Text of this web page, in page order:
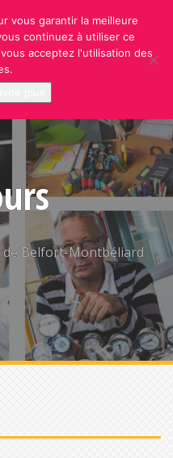
Belfort-Montbéliard
vous garantir la meilleure
continuez à utiliser ce
acceptez l'utilisation des